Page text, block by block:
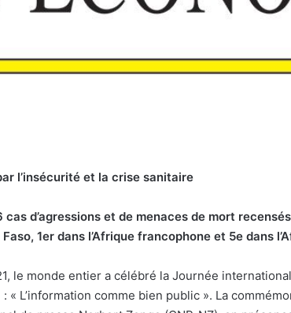
l’insécurité et la crise sanitaire
cas d’agressions et de menaces de mort
Faso, 1er dans l’Afrique francophone et 5e dans
le monde entier a célébré la Journée
« L’information comme bien public ». La